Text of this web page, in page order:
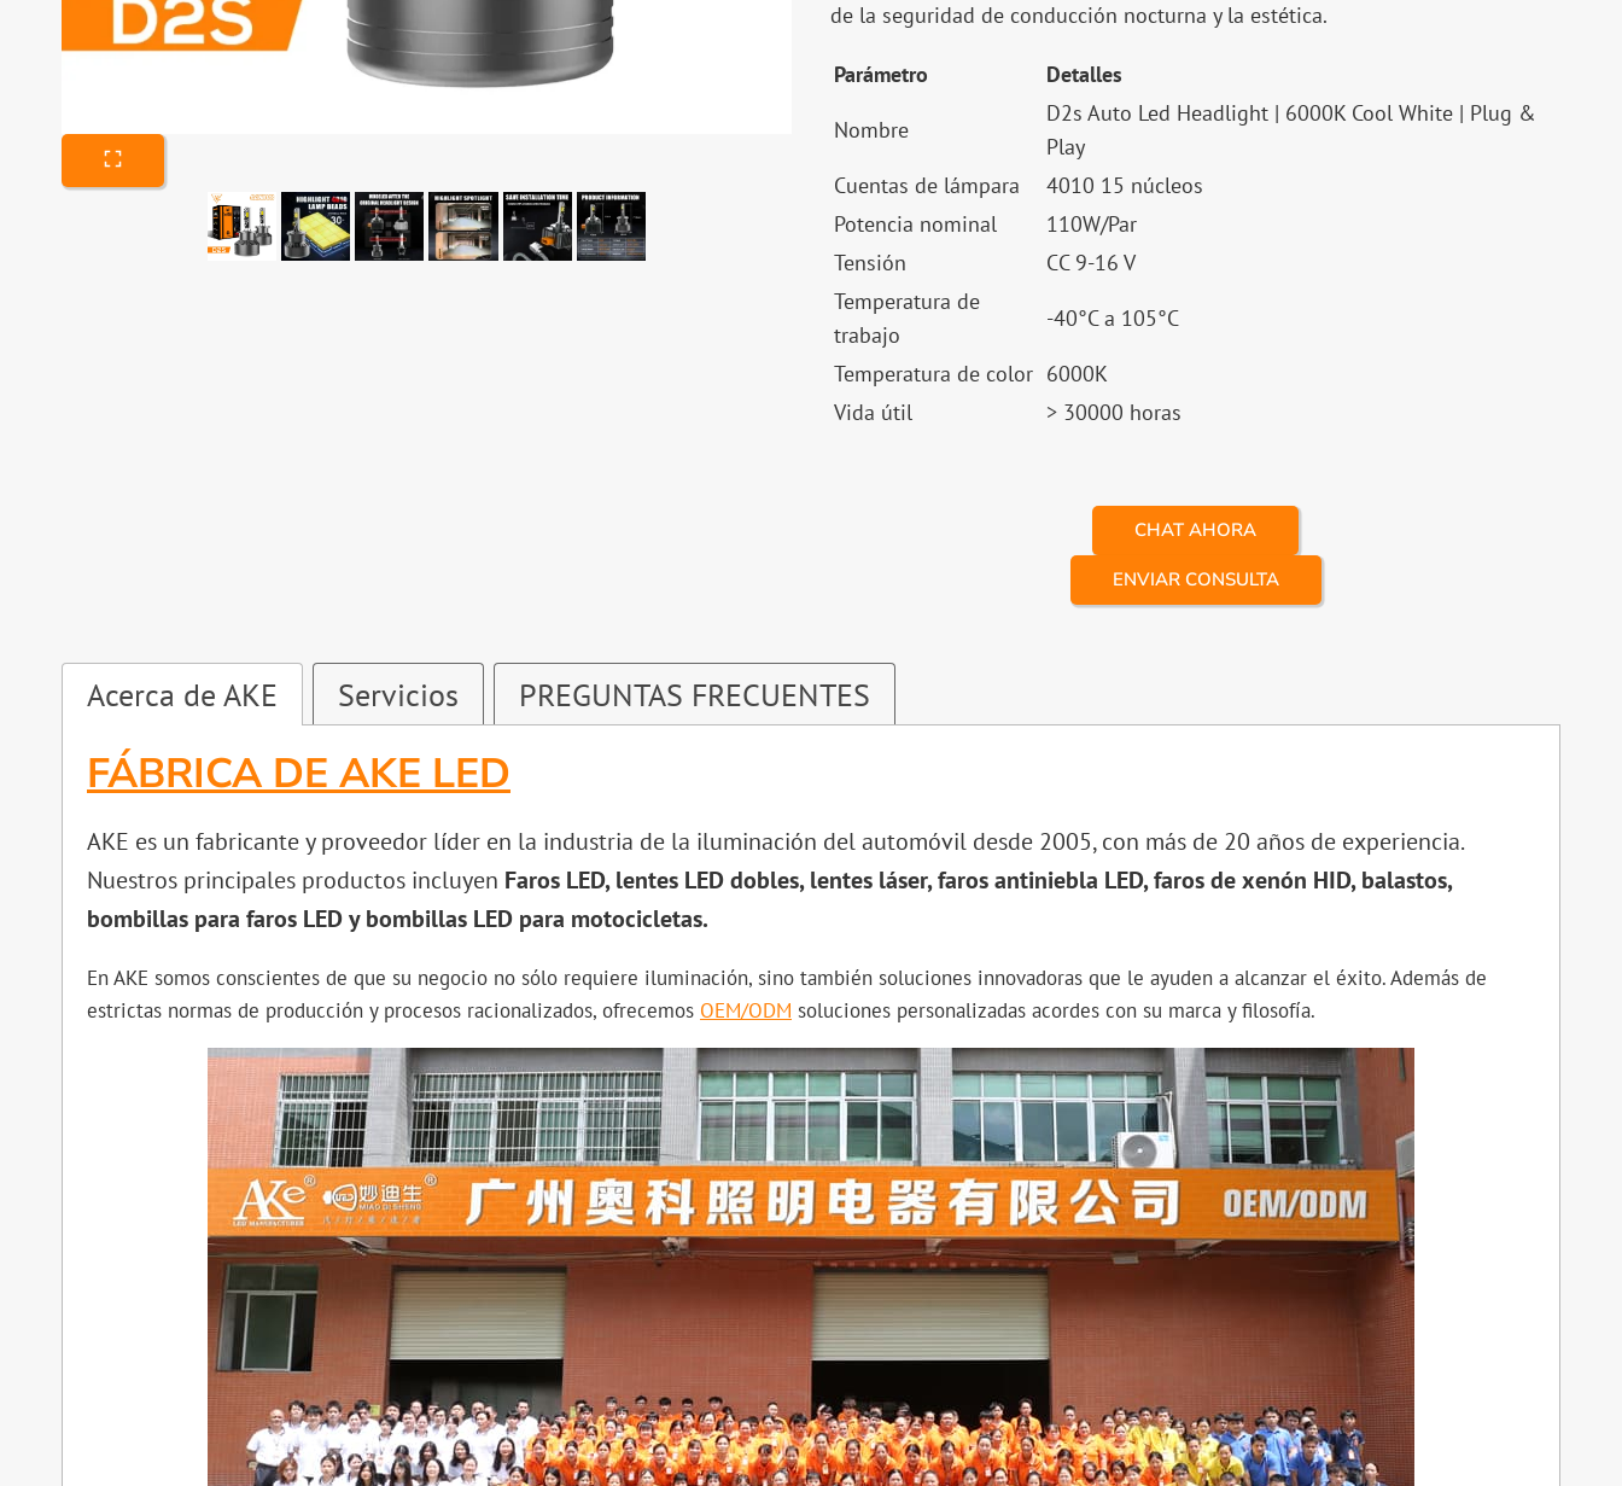
de la seguridad de conducción nocturna y la estética.
Parámetro
Detalles
Nombre
D2s Auto Led Headlight | 6000K Cool White | Plug &
Play
Cuentas de lámpara
4010 15 núcleos
Potencia nominal
110W/Par
Tensión
CC 9-16 V
Temperatura de
trabajo
-40°C a 105°C
Temperatura de color 6000K
Vida útil
> 30000 horas
CHAT AHORA
ENVIAR CONSULTA
Acerca de AKE Servicios PREGUNTAS FRECUENTES
FÁBRICA DE AKE LED
AKE es un fabricante y proveedor líder en la industria de la iluminación del automóvil desde 2005, con más de 20 años de experiencia.
Nuestros principales productos incluyen Faros LED, lentes LED dobles, lentes láser, faros antiniebla LED, faros de xenón HID, balastos,
bombillas para faros LED y bombillas LED para motocicletas.
En AKE somos conscientes de que su negocio no sólo requiere iluminación, sino también soluciones innovadoras que le ayuden a alcanzar el éxito. Además de
estrictas normas de producción y procesos racionalizados, ofrecemos OEM/ODM soluciones personalizadas acordes con su marca y filosofía.